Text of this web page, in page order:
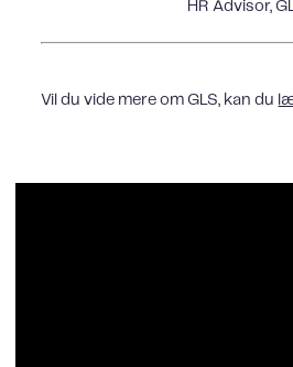
HR Advisor,
Vil du vide mere om GLS, kan du